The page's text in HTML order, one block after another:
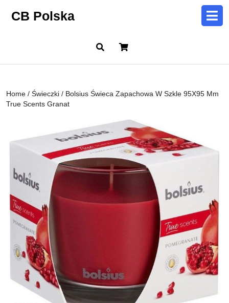
CB Polska
Cart
Home / Świeczki / Bolsius Świeca Zapachowa W Szkle 95X95 Mm
True Scents Granat